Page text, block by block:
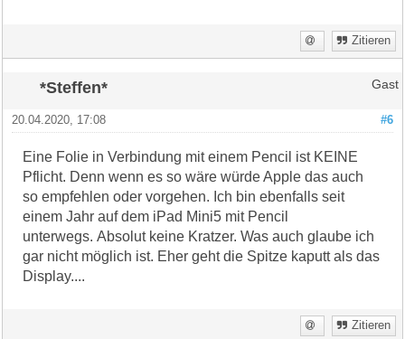
Zitieren
*Steffen* Gast
#6
20.04.2020, 17:08
Eine Folie in Verbindung mit einem Pencil ist KEINE
Pflicht. Denn wenn es so wäre würde Apple das auch
so empfehlen oder vorgehen. Ich bin ebenfalls seit
einem Jahr auf dem iPad Mini5 mit Pencil
unterwegs. Absolut keine Kratzer. Was auch glaube ich
gar nicht möglich ist. Eher geht die Spitze kaputt als das
Display....
Zitieren